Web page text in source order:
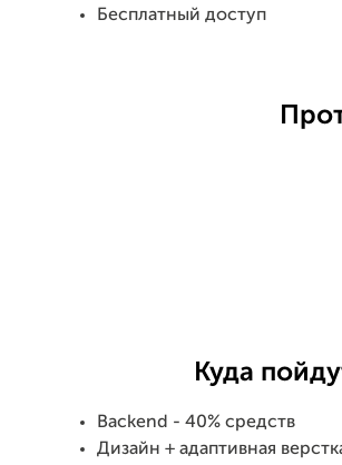
Бесплатный доступ
Куда
Backend - 40% средств
Дизайн + адаптивная